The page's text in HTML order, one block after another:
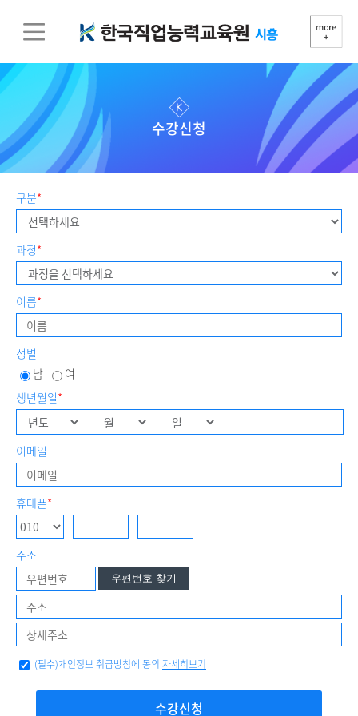
수강신청
구분*
과정*
이름*
성별
남
여
생년월일*
이메일
휴대폰*
-
-
주소
우편번호 찾기
(필수)개인정보 취급방침에 동의 자세히보기
수강신청